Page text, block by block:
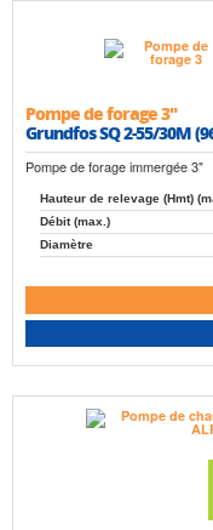
Pompe de forage 3"
Grundfos SQ 2-55/30M
Pompe de forage immergée 3"
Hauteur de relevage (Hmt)
Débit (max.)
Diamètre